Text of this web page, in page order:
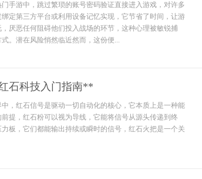
手游中，跳过繁琐的账号密码验证直接进入游戏，对许多
定第三方平台或利用设备记忆实现，它节省了时间，让游
厌恶任何阻碍他们投入战场的环节，这种心理被敏锐捕
。潜在风险悄然临近然而，这份便...
石科技入门指南**
，红石信号是驱动一切自动化的核心，它本质上是一种能
提，红石粉可以视为导线，它能将信号从源头传递到终
板，它们都能输出持续或瞬时的信号，红石火把是一个关